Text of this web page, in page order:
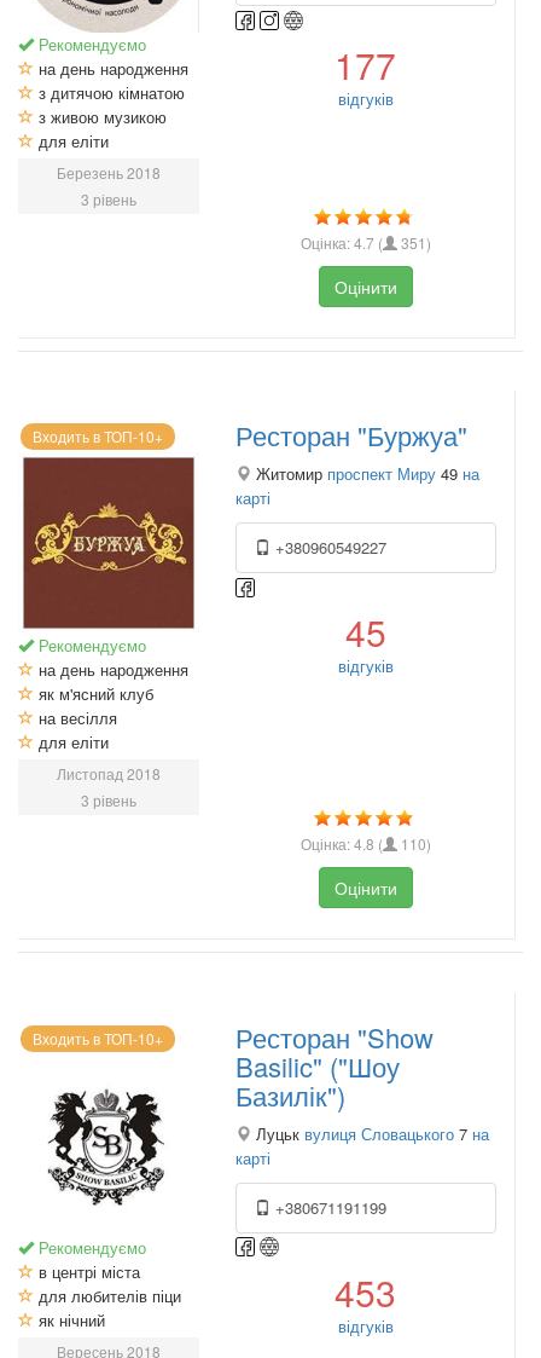
Рекомендуємо
на день народження
з дитячою кімнатою
з живою музикою
для еліти
Березень 2018
3 рівень
177
відгуків
Оцінка:4.7 ( 351)
Оцінити
Входить в ТОП-10+
Рекомендуємо
на день народження
як м'ясний клуб
на весілля
для еліти
Листопад 2018
3 рівень
Ресторан "Буржуа"
Житомир проспект Миру 49 на
карті
+380960549227
45
відгуків
Оцінка:4.8 ( 110)
Оцінити
Входить в ТОП-10+
Рекомендуємо
в центрі міста
для любителів піци
як нічний
Вересень 2018
Ресторан "Show
Basilic" ("Шоу
Базилік")
Луцьк вулиця Словацького 7 на
карті
+380671191199
453
відгуків